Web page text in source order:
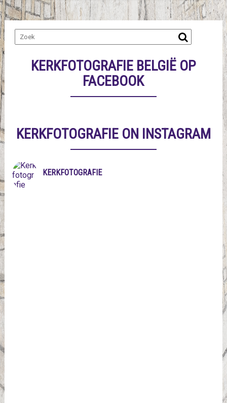
KERKFOTOGRAFIE BELGIË OP
FACEBOOK
KERKFOTOGRAFIE ON INSTAGRAM
KERKFOTOGRAFIE